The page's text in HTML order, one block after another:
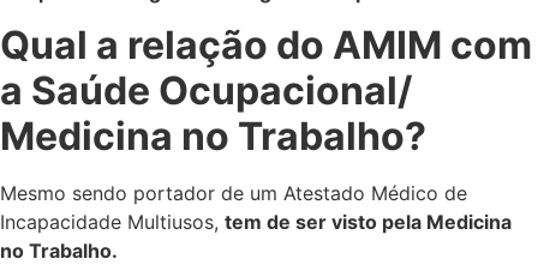
Qual a relação do AMIM com
a Saúde Ocupacional/
Medicina no Trabalho?
Mesmo sendo portador de um Atestado Médico de
Incapacidade Multiusos, tem de ser visto pela Medicina
no Trabalho.